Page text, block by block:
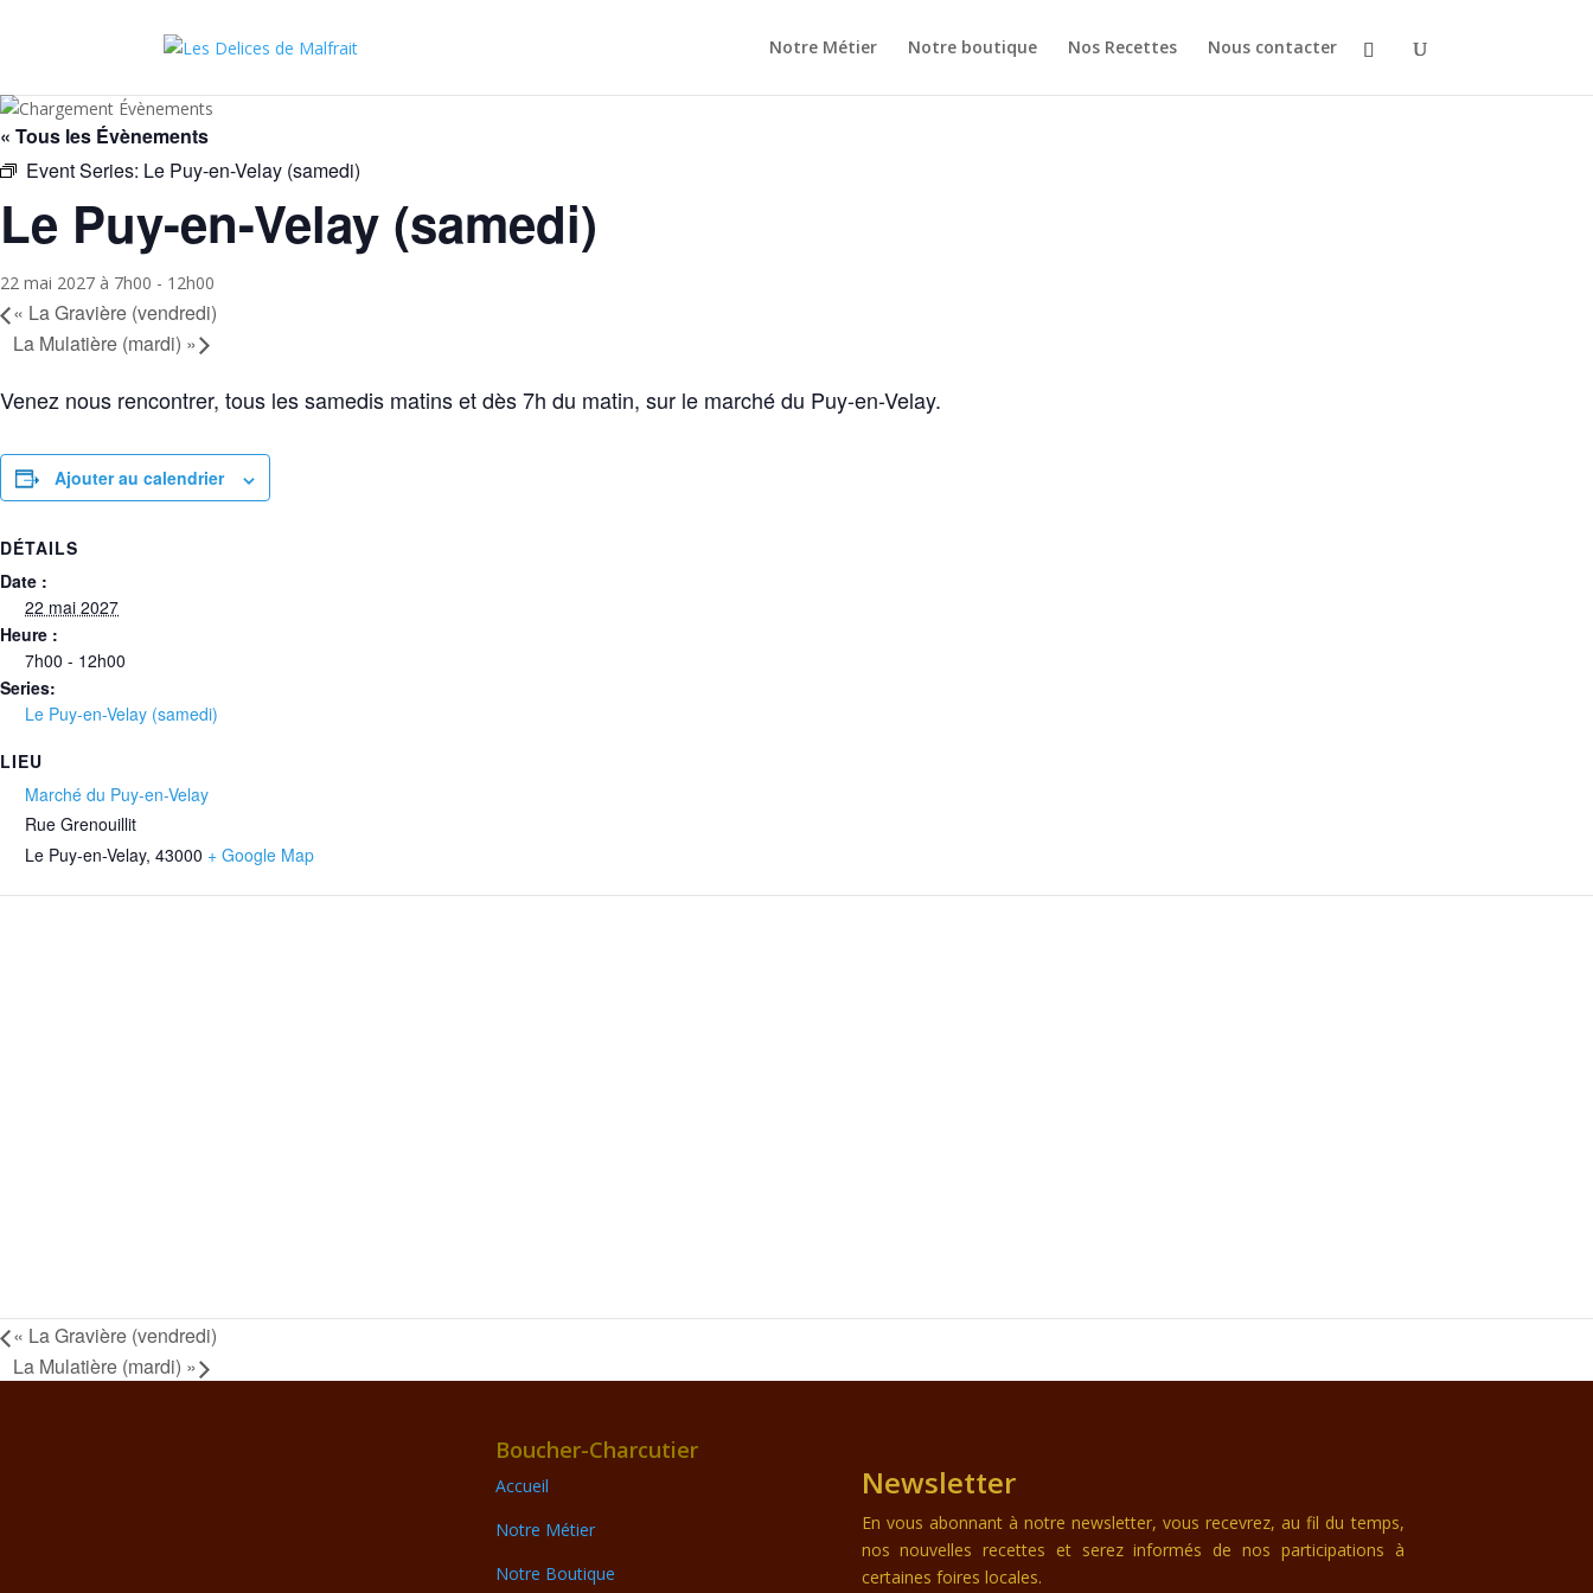
Notre Métier Notre boutique Nos Recettes Nous contacter
« Tous les Évènements
Event Series: Le Puy-en-Velay (samedi)
Le Puy-en-Velay (samedi)
22 mai 2027 à 7h00 - 12h00
« La Gravière (vendredi)
La Mulatière (mardi) »
Venez nous rencontrer, tous les samedis matins et dès 7h du matin, sur le marché du Puy-en-Velay.
Ajouter au calendrier
DÉTAILS
Date :
22 mai 2027
Heure :
7h00 - 12h00
Series:
Le Puy-en-Velay (samedi)
LIEU
Marché du Puy-en-Velay
Rue Grenouillit
Le Puy-en-Velay, 43000 + Google Map
« La Gravière (vendredi)
La Mulatière (mardi) »
Boucher-Charcutier
Accueil
Notre Métier
Notre Boutique
Newsletter
En vous abonnant à notre newsletter, vous recevrez, au fil du temps,
nos nouvelles recettes et serez informés de nos participations à
certaines foires locales.